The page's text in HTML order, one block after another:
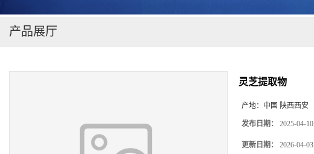
产品展厅
灵芝提取物
产地： 中国 陕西西安
发布日期： 2025-04-10
更新日期： 2026-04-03